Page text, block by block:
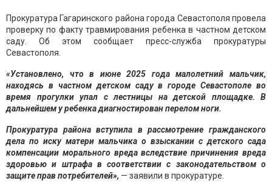
Прокуратура Гагаринского района города Севастополя провела
проверку по факту травмирования ребенка в частном детском
саду. Об этом сообщает пресс-служба прокуратуры
Севастополя.
«Установлено, что в июне 2025 года малолетний мальчик,
находясь в частном детском саду в городе Севастополе во
время прогулки упал с лестницы на детской площадке. В
дальнейшем у ребенка диагностирован перелом ноги.
Прокуратура района вступила в рассмотрение гражданского
дела по иску матери мальчика о взыскании с детского сада
компенсации морального вреда вследствие причинения вреда
здоровью и штрафа в соответствии с законодательством о
защите прав потребителей», — заявили в прокуратуре.